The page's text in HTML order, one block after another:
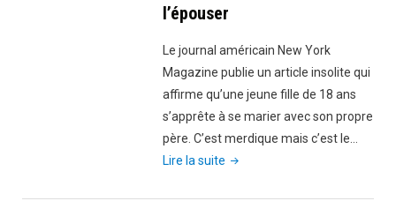
l’épouser
Le journal américain New York
Magazine publie un article insolite qui
affirme qu’une jeune fille de 18 ans
s’apprête à se marier avec son propre
père. C’est merdique mais c’est le…
Lire la suite "Etats-
: